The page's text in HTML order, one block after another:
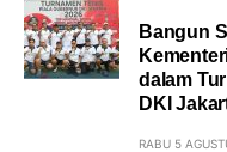
Bangun
dalam
DKI
RABU 5